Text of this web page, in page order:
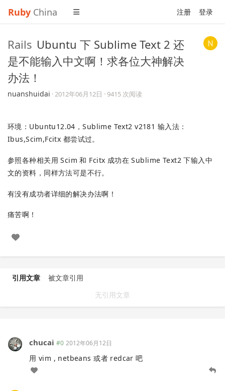
Ruby China 注册 登录
Rails Ubuntu 下 Sublime Text 2 还
是不能输入中文啊！求各位大神解决
办法！
nuanshuidai ·2012年06月12日 · 9415 次阅读
环境：Ubuntu12.04，Sublime Text2 v2181 输入法：
Ibus,Scim,Fcitx 都尝试过。
参照各种相关用 Scim 和 Fcitx 成功在 Sublime Text2 下输入中
文的资料，同样方法可是不行。
有没有成功者详细的解决办法啊！
痛苦啊！
引用文章
被文章引用
无引用文章
chucai #0 2012年06月12日
用 vim , netbeans 或者 redcar 吧